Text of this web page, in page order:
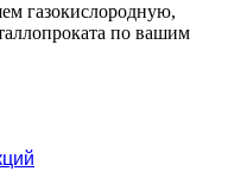
газокислородную,
по вашим